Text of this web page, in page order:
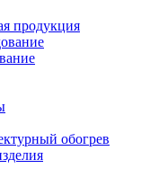
продукция
обогрев